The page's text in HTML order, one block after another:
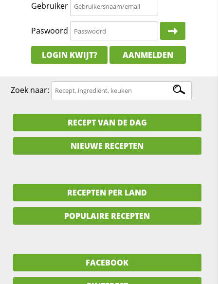
Gebruiker
Paswoord
LOGIN KWIJT? AANMELDEN
Zoek naar:
RECEPT VAN DE DAG
NIEUWE RECEPTEN
RECEPTEN PER LAND
POPULAIRE RECEPTEN
FACEBOOK